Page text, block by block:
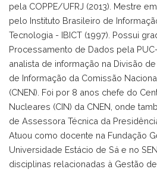
pela COPPE/UFRJ (2013). Mestre
pelo Instituto Brasileiro de
Tecnologia - IBICT (1997). Possui
Processamento de Dados pela
analista de informação na Divisão
de Informação da Comissão
(CNEN). Foi por 8 anos chefe do
Nucleares (CIN) da CNEN, onde
de Assessora Técnica da
Atuou como docente na Fundação
Universidade Estácio de Sá e no
disciplinas relacionadas à Gestão